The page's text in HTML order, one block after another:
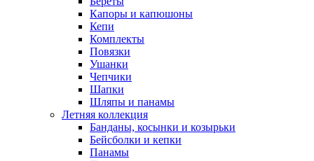
Капоры и капюшоны
Кепи
Комплекты
Повязки
Ушанки
Чепчики
Шапки
Шляпы и панамы
Летняя коллекция
Банданы, косынки и козырьки
Бейсболки и кепки
Панамы